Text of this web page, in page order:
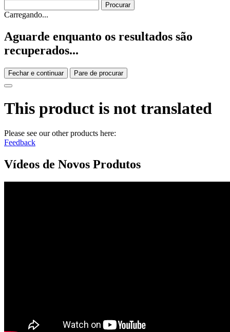
Carregando...
Aguarde enquanto os resultados são
recuperados...
Fechar e continuar Pare de procurar
This product is not translated
Please see our other products here:
Feedback
Vídeos de Novos Produtos